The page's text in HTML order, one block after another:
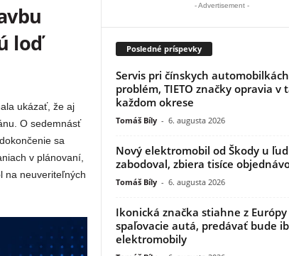
loď
ukázať, že aj
O sedemnásť
sa
v plánovaní,
na neuveriteľných
- Advertisement -
Posledné príspevky
Servis pri čínskych
problém, TIETO značky opravia v
každom okrese
Tomáš Bíly - 6. augusta 2026
Nový elektromobil od Škody u
zabodoval, zbiera tisíce
Tomáš Bíly - 6. augusta 2026
Ikonická značka stiahne z Európy
spaľovacie autá, predávať bude
elektromobily